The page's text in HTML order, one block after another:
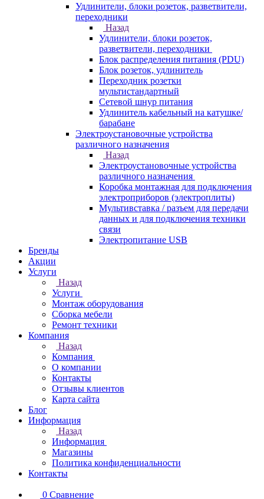
Удлинители, блоки розеток, разветвители,
переходники
Назад
Удлинители, блоки розеток,
разветвители, переходники
Блок распределения питания (PDU)
Блок розеток, удлинитель
Переходник розетки
мультистандартный
Сетевой шнур питания
Удлинитель кабельный на катушке/
барабане
Электроустановочные устройства
различного назначения
Назад
Электроустановочные устройства
различного назначения
Коробка монтажная для подключения
электроприборов (электроплиты)
Мультивставка / разъем для передачи
данных и для подключения техники
связи
Электропитание USB
Бренды
Акции
Услуги
Назад
Услуги
Монтаж оборудования
Сборка мебели
Ремонт техники
Компания
Назад
Компания
О компании
Контакты
Отзывы клиентов
Карта сайта
Блог
Информация
Назад
Информация
Магазины
Политика конфиденциальности
Контакты
0 Сравнение